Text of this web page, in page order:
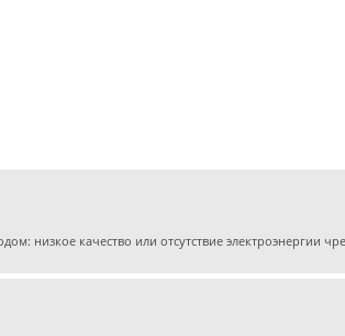
низкое качество или отсутствие